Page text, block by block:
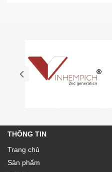
THÔNG TIN
Trang chủ
Sản phẩm